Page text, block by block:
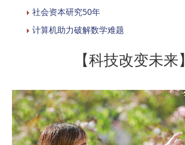
社会资本研究50年
计算机助力破解数学难题
【科技改变未来】